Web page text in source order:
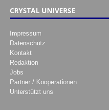
CRYSTAL UNIVERSE
Impressum
Datenschutz
Kontakt
Redaktion
Jobs
Partner / Kooperationen
Unterstützt uns